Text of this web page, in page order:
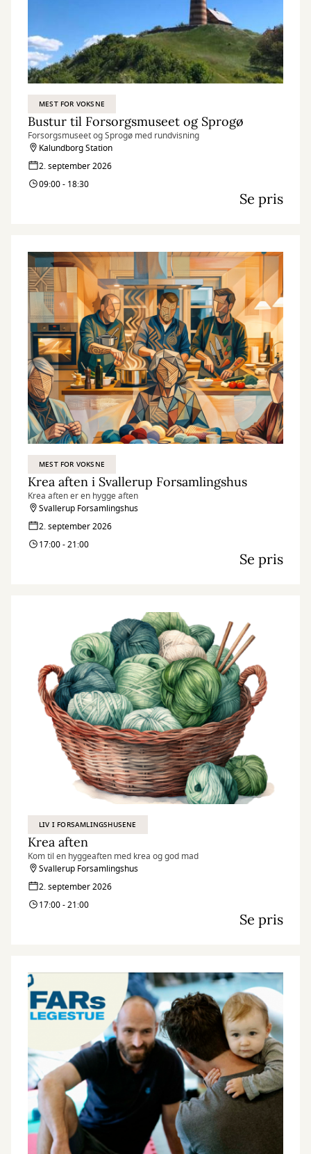
MEST FOR VOKSNE
Bustur til Forsorgsmuseet og Sprogø
Forsorgsmuseet og Sprogø med rundvisning
Kalundborg Station
2. september 2026
09:00 - 18:30
Se pris
MEST FOR VOKSNE
Krea aften i Svallerup Forsamlingshus
Krea aften er en hygge aften
Svallerup Forsamlingshus
2. september 2026
17:00 - 21:00
Se pris
LIV I FORSAMLINGSHUSENE
Krea aften
Kom til en hyggeaften med krea og god mad
Svallerup Forsamlingshus
2. september 2026
17:00 - 21:00
Se pris